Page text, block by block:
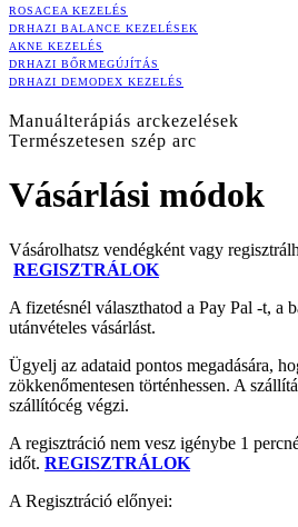
ROSACEA KEZELÉS
DRHAZI BALANCE KEZELÉSEK
AKNE KEZELÉS
DRHAZI BŐRMEGÚJÍTÁS
DRHAZI DEMODEX KEZELÉS
Manuálterápiás arckezelések
Természetesen szép arc
Vásárlási módok
Vásárolhatsz vendégként vagy
REGISZTRÁLOK
A fizetésnél választhatod a Pay Pal -t, a
utánvételes vásárlást.
Ügyelj az adataid pontos megadására,
zökkenőmentesen történhessen. A
szállítócég végzi.
A regisztráció nem vesz igénybe 1
időt. REGISZTRÁLOK
A Regisztráció előnyei: